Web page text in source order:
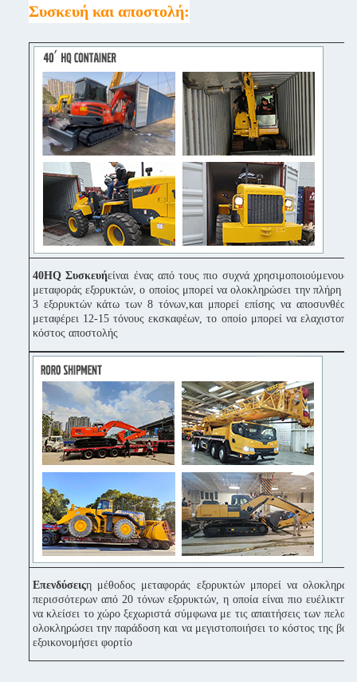
Συσκευή και αποστολή:
40HQ Συσκευήείναι ένας από τους πιο συχνά χρησιμοποιούμενους
μεταφοράς εξορυκτών, ο οποίος μπορεί να ολοκληρώσει την πλήρη
3 εξορυκτών κάτω των 8 τόνων,και μπορεί επίσης να
μεταφέρει 12-15 τόνους εκσκαφέων, το οποίο μπορεί να
κόστος αποστολής
Επενδύσειςη μέθοδος μεταφοράς εξορυκτών μπορεί να
περισσότερων από 20 τόνων εξορυκτών, η οποία είναι πιο ευέλικτη
να κλείσει το χώρο ξεχωριστά σύμφωνα με τις απαιτήσεις των
ολοκληρώσει την παράδοση και να μεγιστοποιήσει το κόστος της
εξοικονομήσει φορτίο